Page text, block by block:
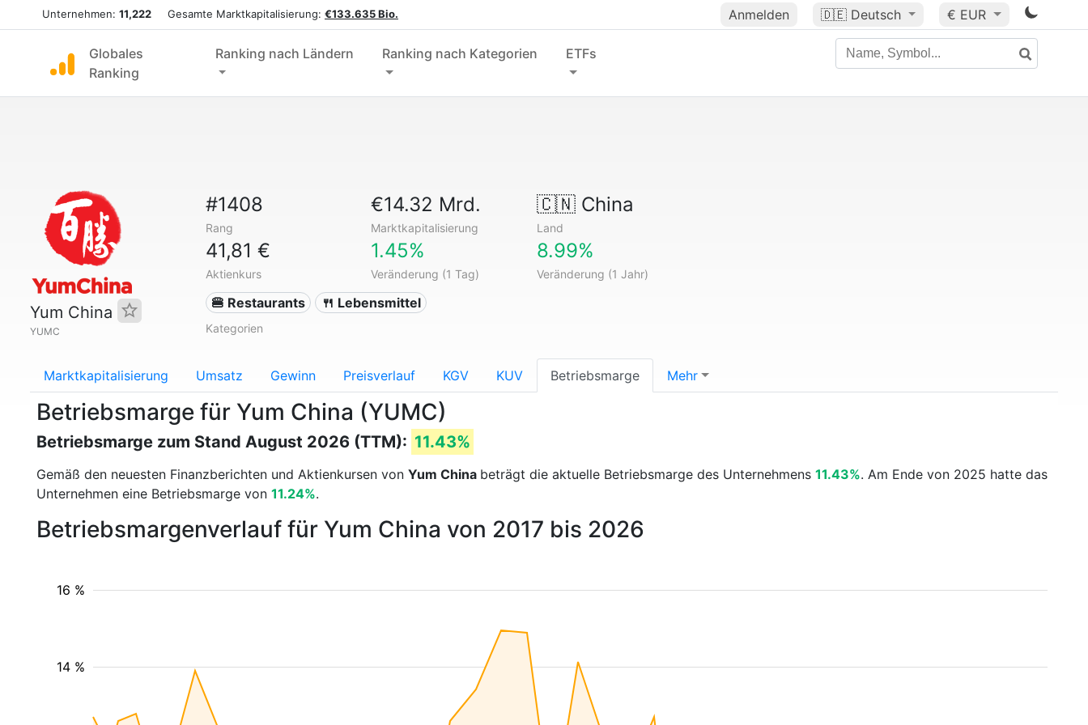
Unternehmen: 11,222 Gesamte Marktkapitalisierung: €133.635 Bio. Anmelden 🇩🇪 Deutsch € EUR
Globales
Ranking
Ranking nach Ländern Ranking nach Kategorien ETFs
Yum China
YUMC
#1408
Rang
€14.32 Mrd.
Marktkapitalisierung
🇨🇳China
Land
41,81 €
Aktienkurs
1.45%
Veränderung (1 Tag)
8.99%
Veränderung (1 Jahr)
🍔 Restaurants 🍴 Lebensmittel
Kategorien
Marktkapitalisierung Umsatz Gewinn Preisverlauf KGV KUV Betriebsmarge Mehr
Betriebsmarge für Yum China (YUMC)
Betriebsmarge zum Stand August 2026 (TTM): 11.43%
Gemäß den neuesten Finanzberichten und Aktienkursen von Yum China beträgt die aktuelle Betriebsmarge des Unternehmens 11.43%. Am Ende von 2025 hatte das
Unternehmen eine Betriebsmarge von 11.24%.
Betriebsmargenverlauf für Yum China von 2017 bis 2026
14 %
16 %